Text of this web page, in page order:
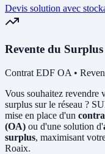
Devis solution avec
Revente du
Contrat EDF OA •
Vous souhaitez revendre
surplus sur le réseau ?
mise en place d'un
(OA) ou d'une solution d'
surplus, maximisant
Roaix.